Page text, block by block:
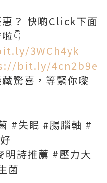
？ 快啲Click下面
👇
3WCh4yk
bit.ly/4cn2b9e
驚喜，等緊你嚟
#失眠 #腸腦軸 #
詩推薦 #壓力大
菌